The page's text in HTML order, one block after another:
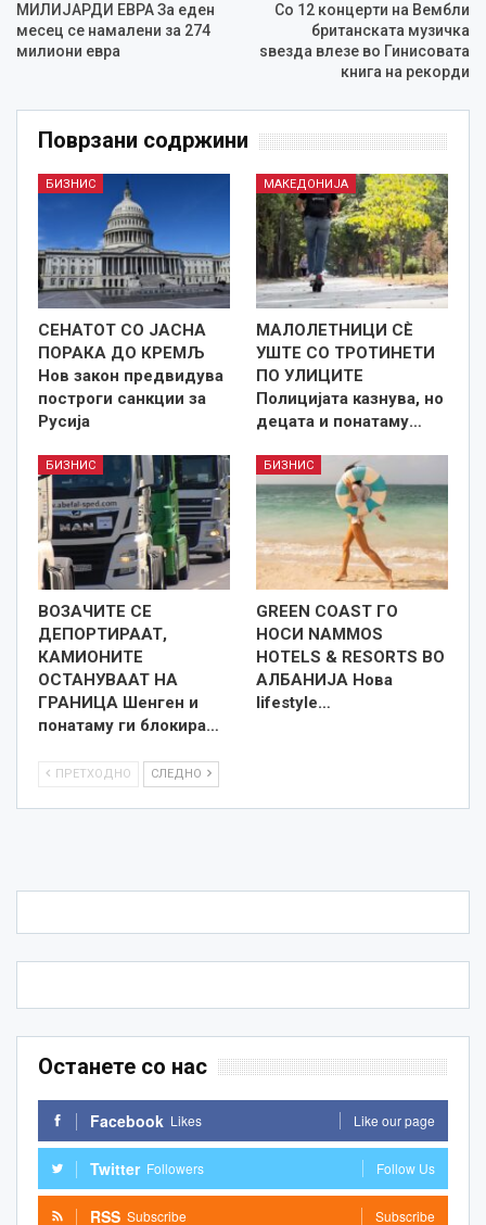
МИЛИЈАРДИ ЕВРА За еден
месец се намалени за 274
милиони евра
Со 12 концерти на Вембли
британската музичка
ѕвезда влезе во Гинисовата
книга на рекорди
Поврзани содржини
БИЗНИС
СЕНАТОТ СО ЈАСНА
ПОРАКА ДО КРЕМЉ
Нов закон предвидува
построги санкции за
Русија
МАКЕДОНИЈА
МАЛОЛЕТНИЦИ СÈ
УШТЕ СО ТРОТИНЕТИ
ПО УЛИЦИТЕ
Полицијата казнува, но
децата и понатаму…
БИЗНИС
ВОЗАЧИТЕ СЕ
ДЕПОРТИРААТ,
КАМИОНИТЕ
ОСТАНУВААТ НА
ГРАНИЦА Шенген и
понатаму ги блокира…
БИЗНИС
GREEN COAST ГО
НОСИ NAMMOS
HOTELS & RESORTS ВО
АЛБАНИЈА Нова
lifestyle…
ПРЕТХОДНО СЛЕДНО
Останете со нас
Facebook Likes Like our page
Twitter Followers Follow Us
RSS Subscribe Subscribe